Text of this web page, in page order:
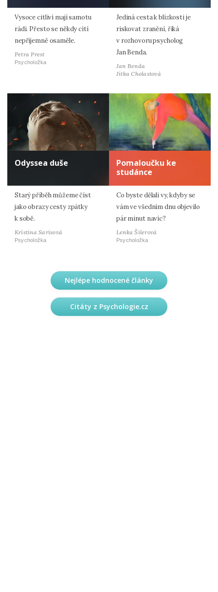
Vysoce citliví mají samotu
rádi. Přesto se někdy cítí
nepříjemně osaměle.
Petra Prest
Psycholožka
Jediná cesta k blízkosti je
riskovat zranění, říká
v rozhovoru psycholog
Jan Benda.
Jan Benda
Jitka Cholastová
Odyssea duše
Starý příběh můžeme číst
jako obrazy cesty zpátky
k sobě.
Kristina Sarisová
Psycholožka
Pomaloučku ke
studánce
Co byste dělali vy, kdyby se
vám ve všedním dnu objevilo
pár minut navíc?
Lenka Šilerová
Psycholožka
Nejlépe hodnocené články
Citáty z Psychologie.cz